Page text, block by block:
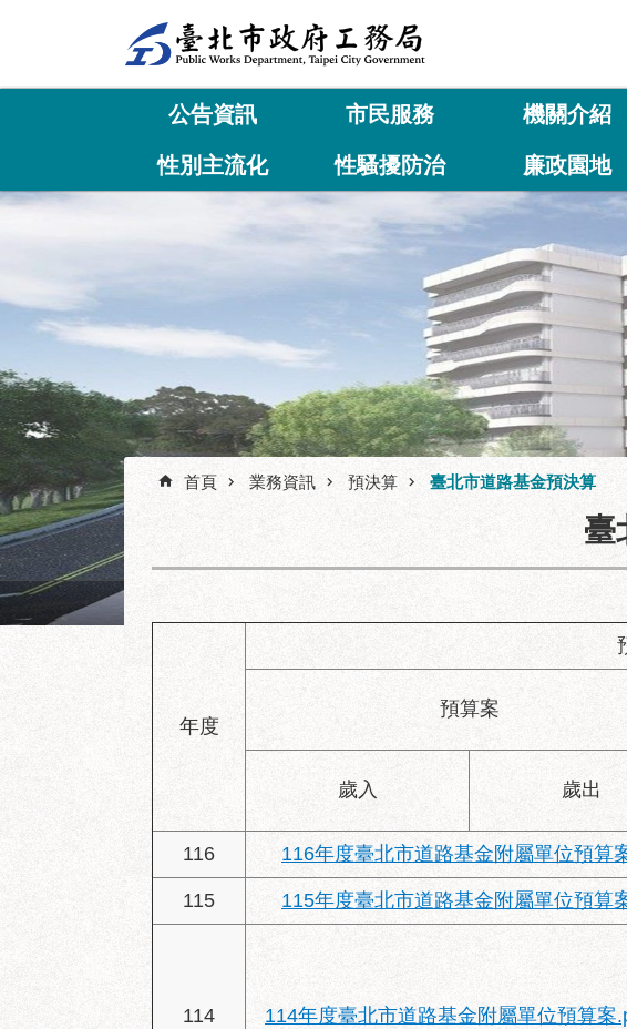
公告資訊 市民服務 機關介紹
性別主流化 性騷擾防治 廉政園地
陽明教養院永福之家西南向建築透視圖
首頁 業務資訊 預決算 臺北市道路基金預決算
臺
年度
預算案
歲入 歲出
116 116年度臺北市道路基金附屬單位預算
115 115年度臺北市道路基金附屬單位預算
114 114年度臺北市道路基金附屬單位預算案